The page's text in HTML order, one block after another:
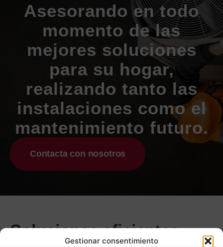
Gestionar consentimiento
Asesorando en todo
momento de las
mejores soluciones
para su hogar,
realizando tanto las
instalaciones como el
mantenimiento futuro.
Contacta con nosotros
Soluciones eficientes